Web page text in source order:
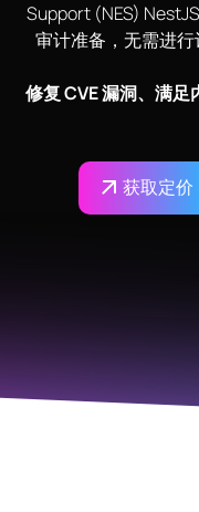
Support (NES)
审计准备，无需进行
修复 CVE 漏洞、满
获取定价